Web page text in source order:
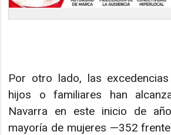
Por otro lado, las
hijos o familiares han
Navarra en este inicio de
mayoría de mujeres —352